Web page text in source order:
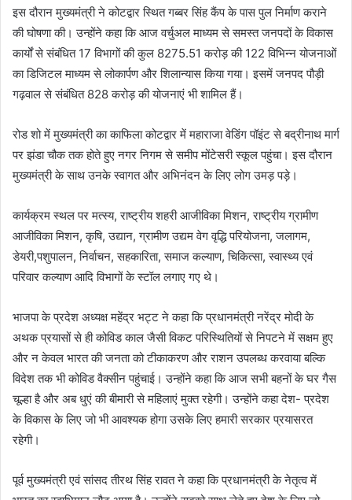
इस दौरान मुख्यमंत्री ने कोटद्वार स्थित गब्बर सिंह कैंप के पास पुल निर्माण कराने
की घोषणा की। उन्होंने कहा कि आज वर्चुअल माध्यम से समस्त जनपदों के विकास
कार्यों से संबंधित 17 विभागों की कुल 8275.51 करोड़ की 122 विभिन्न योजनाओं
का डिजिटल माध्यम से लोकार्पण और शिलान्यास किया गया। इसमें जनपद पौड़ी
गढ़वाल से संबंधित 828 करोड़ की योजनाएं भी शामिल हैं।
रोड शो में मुख्यमंत्री का काफिला कोटद्वार में महाराजा वेडिंग पॉइंट से बद्रीनाथ मार्ग
पर झंडा चौक तक होते हुए नगर निगम से समीप मोंटेसरी स्कूल पहुंचा। इस दौरान
मुख्यमंत्री के साथ उनके स्वागत और अभिनंदन के लिए लोग उमड़ पड़े।
कार्यक्रम स्थल पर मत्स्य, राष्ट्रीय शहरी आजीविका मिशन, राष्ट्रीय ग्रामीण
आजीविका मिशन, कृषि, उद्यान, ग्रामीण उद्यम वेग वृद्धि परियोजना, जलागम,
डेयरी,पशुपालन, निर्वाचन, सहकारिता, समाज कल्याण, चिकित्सा, स्वास्थ्य एवं
परिवार कल्याण आदि विभागों के स्टॉल लगाए गए थे।
भाजपा के प्रदेश अध्यक्ष महेंद्र भट्ट ने कहा कि प्रधानमंत्री नरेंद्र मोदी के
अथक प्रयासों से ही कोविड काल जैसी विकट परिस्थितियों से निपटने में सक्षम हुए
और न केवल भारत की जनता को टीकाकरण और राशन उपलब्ध करवाया बल्कि
विदेश तक भी कोविड वैक्सीन पहुंचाई। उन्होंने कहा कि आज सभी बहनों के घर गैस
चूल्हा है और अब धुएं की बीमारी से महिलाएं मुक्त रहेगी। उन्होंने कहा देश- प्रदेश
के विकास के लिए जो भी आवश्यक होगा उसके लिए हमारी सरकार प्रयासरत
रहेगी।
पूर्व मुख्यमंत्री एवं सांसद तीरथ सिंह रावत ने कहा कि प्रधानमंत्री के नेतृत्व में